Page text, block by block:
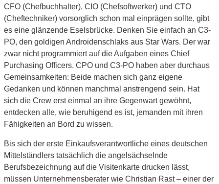
CFO (Chefbuchhalter), CIO (Chefsoftwerker) und CTO
(Cheftechniker) vorsorglich schon mal einprägen sollte, gibt
es eine glänzende Eselsbrücke. Denken Sie einfach an C3-
PO, den goldigen Androidenschlaks aus Star Wars. Der war
zwar nicht programmiert auf die Aufgaben eines Chief
Purchasing Officers. CPO und C3-PO haben aber durchaus
Gemeinsamkeiten: Beide machen sich ganz eigene
Gedanken und können manchmal anstrengend sein. Hat
sich die Crew erst einmal an ihre Gegenwart gewöhnt,
entdecken alle, wie beruhigend es ist, jemanden mit ihren
Fähigkeiten an Bord zu wissen.
Bis sich der erste Einkaufsverantwortliche eines deutschen
Mittelständlers tatsächlich die angelsächselnde
Berufsbezeichnung auf die Visitenkarte drucken lässt,
müssen Unternehmensberater wie Christian Rast – einer der